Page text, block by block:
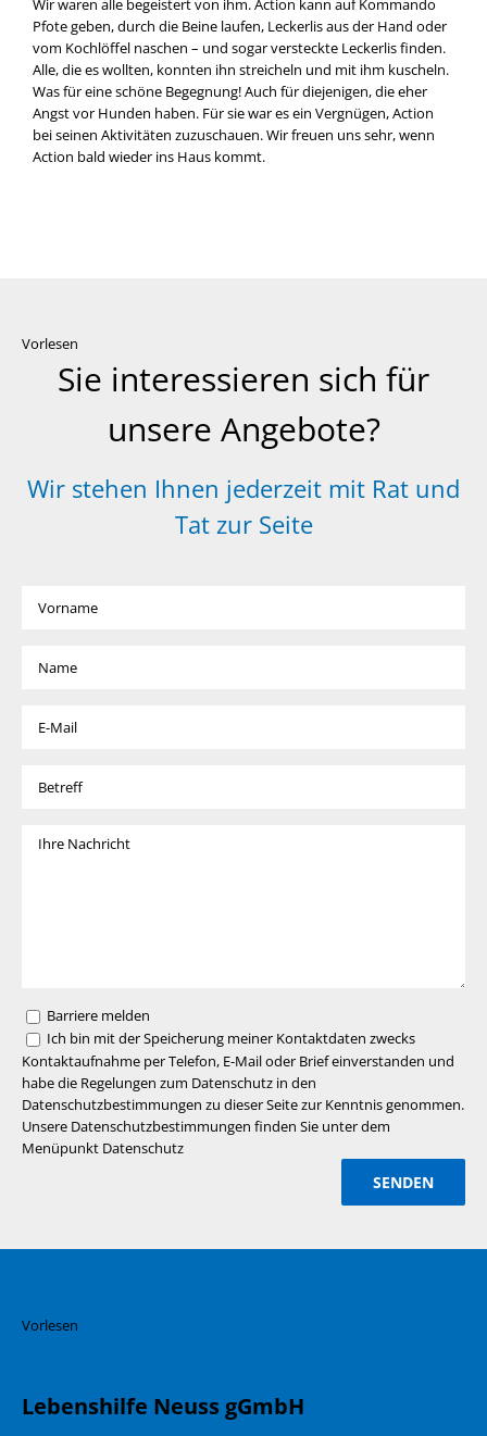
Wir waren alle begeis­tert von ihm. Action kann auf Kom­man­do
Pfo­te geben, durch die Bei­ne lau­fen, Lecker­lis aus der Hand oder
vom Koch­löf­fel naschen – und sogar ver­steck­te Lecker­lis fin­den.
Alle, die es woll­ten, konn­ten ihn strei­cheln und mit ihm kuscheln.
Was für eine schö­ne Begeg­nung! Auch für die­je­ni­gen, die eher
Angst vor Hun­den haben. Für sie war es ein Ver­gnü­gen, Action
bei sei­nen Akti­vi­tä­ten zuzu­schau­en. Wir freu­en uns sehr, wenn
Action bald wie­der ins Haus kommt.
Vorlesen
Sie interessieren sich für
unsere Angebote?
Wir stehen Ihnen jederzeit mit Rat und
Tat zur Seite
Barriere melden
Ich bin mit der Speicherung meiner Kontaktdaten zwecks
Kontaktaufnahme per Telefon, E-Mail oder Brief einverstanden und
habe die Regelungen zum Datenschutz in den
Datenschutzbestimmungen zu dieser Seite zur Kenntnis genommen.
Unsere Datenschutzbestimmungen finden Sie unter dem
Menüpunkt Datenschutz
Vorlesen
Lebenshilfe Neuss gGmbH